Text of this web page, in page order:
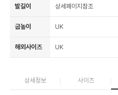
발길이 상세페이지참조
굽높이 UK
해외사이즈 UK
상세정보 사이즈